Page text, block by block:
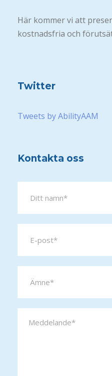
Här kommer vi att
kostnadsfria och
Twitter
Tweets by AbilityAAM
Kontakta oss